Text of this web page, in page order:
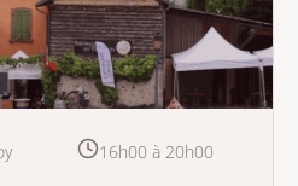
16h00 à 20h00